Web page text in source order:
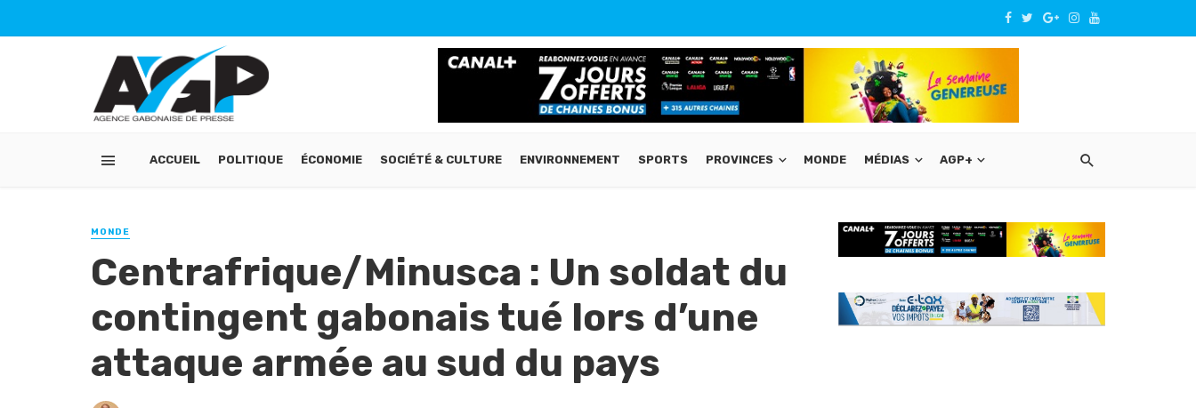
ACCUEIL POLITIQUE ÉCONOMIE SOCIÉTÉ & CULTURE ENVIRONNEMENT SPORTS PROVINCES MONDE MÉDIAS AGP+
MONDE
Centrafrique/Minusca : Un soldat du
contingent gabonais tué lors d’une
attaque armée au sud du pays